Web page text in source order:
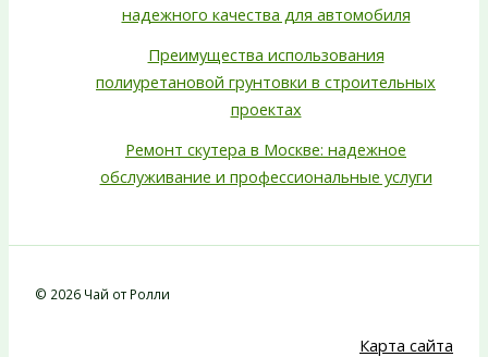
надежного качества для автомобиля
Преимущества использования
полиуретановой грунтовки в строительных
проектах
Ремонт скутера в Москве: надежное
обслуживание и профессиональные услуги
© 2026 Чай от Ролли
Карта сайта